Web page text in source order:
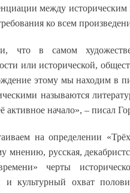
между
ко всем
что в самом
или исторической,
этому мы находим в
называются
активное начало», – писал
на определении
мнению, русская,
черты
и культурный охват